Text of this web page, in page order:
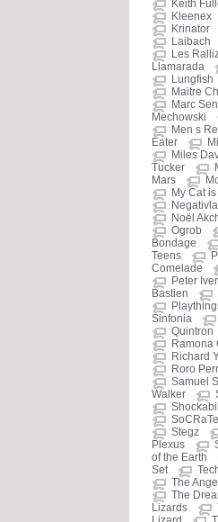
Keith
Kleenex
Krinator
Laibach
Les
Llamarada
Lungfish
Maitre
Marc
Mechowski
Men s
Eater
Miles
Tucker
Mars
My Cat
Noël
Ogrob
Bondage
Teens
Comelade
Peter
Bastien
Sinfonia
Quintron
Ramona
Richard
Roro
Samuel
Walker
Stegz
Plexus
of the Earth
Set
The
The
Lizards